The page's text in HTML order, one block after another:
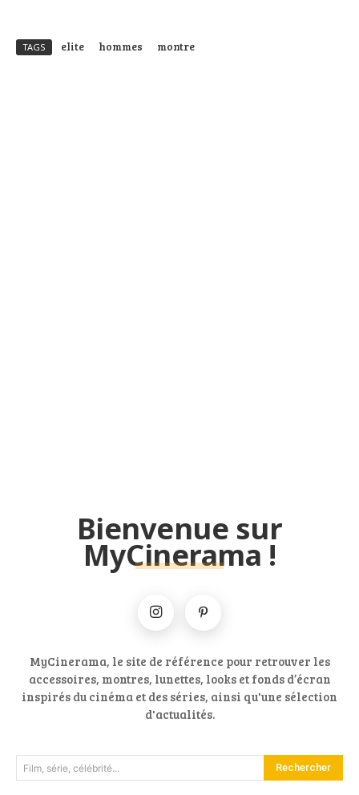
TAGS elite hommes montre
Bienvenue sur
MyCinerama !
MyCinerama, le site de référence pour retrouver les
accessoires, montres, lunettes, looks et fonds d’écran
inspirés du cinéma et des séries, ainsi qu'une sélection
d'actualités.
Film, série, célébrité... Rechercher